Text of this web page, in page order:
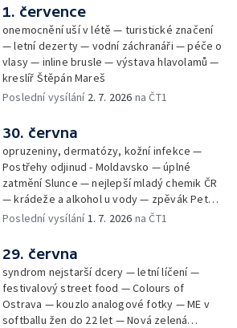
1. července
onemocnění uší v létě — turistické značení
— letní dezerty — vodní záchranáři — péče o
vlasy — inline brusle — výstava hlavolamů —
kreslíř Štěpán Mareš
Poslední vysílání 2. 7. 2026 na ČT1
30. června
opruzeniny, dermatózy, kožní infekce —
Postřehy odjinud - Moldavsko — úplné
zatmění Slunce — nejlepší mladý chemik ČR
— krádeže a alkohol u vody — zpěvák Peter
Cmorik
Poslední vysílání1. 7. 2026 na ČT1
29. června
syndrom nejstarší dcery — letní líčení —
festivalový street food — Colours of
Ostrava — kouzlo analogové fotky — ME v
softballu žen do 22 let — Nová zelená